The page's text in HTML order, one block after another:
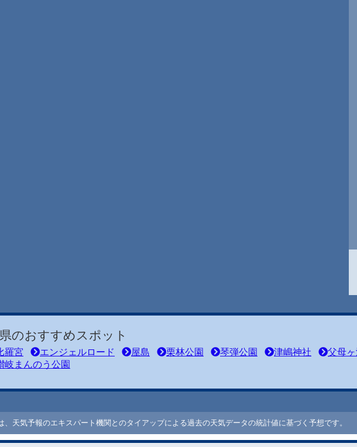
のおすすめスポット
羅宮 エンジェルロード 屋島 栗林公園 琴弾公園 津嶋神社
父母
岐まんのう公園
天気予報のエキスパート機関とのタイアップによる過去の天気データの統計値に基づく予想です。